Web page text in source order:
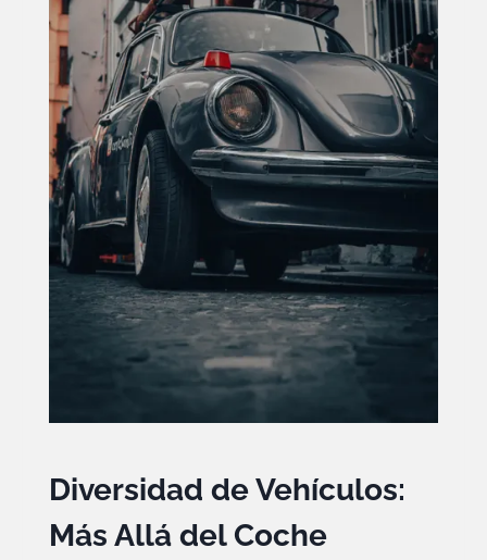
Diversidad de Vehículos:
Más Allá del Coche